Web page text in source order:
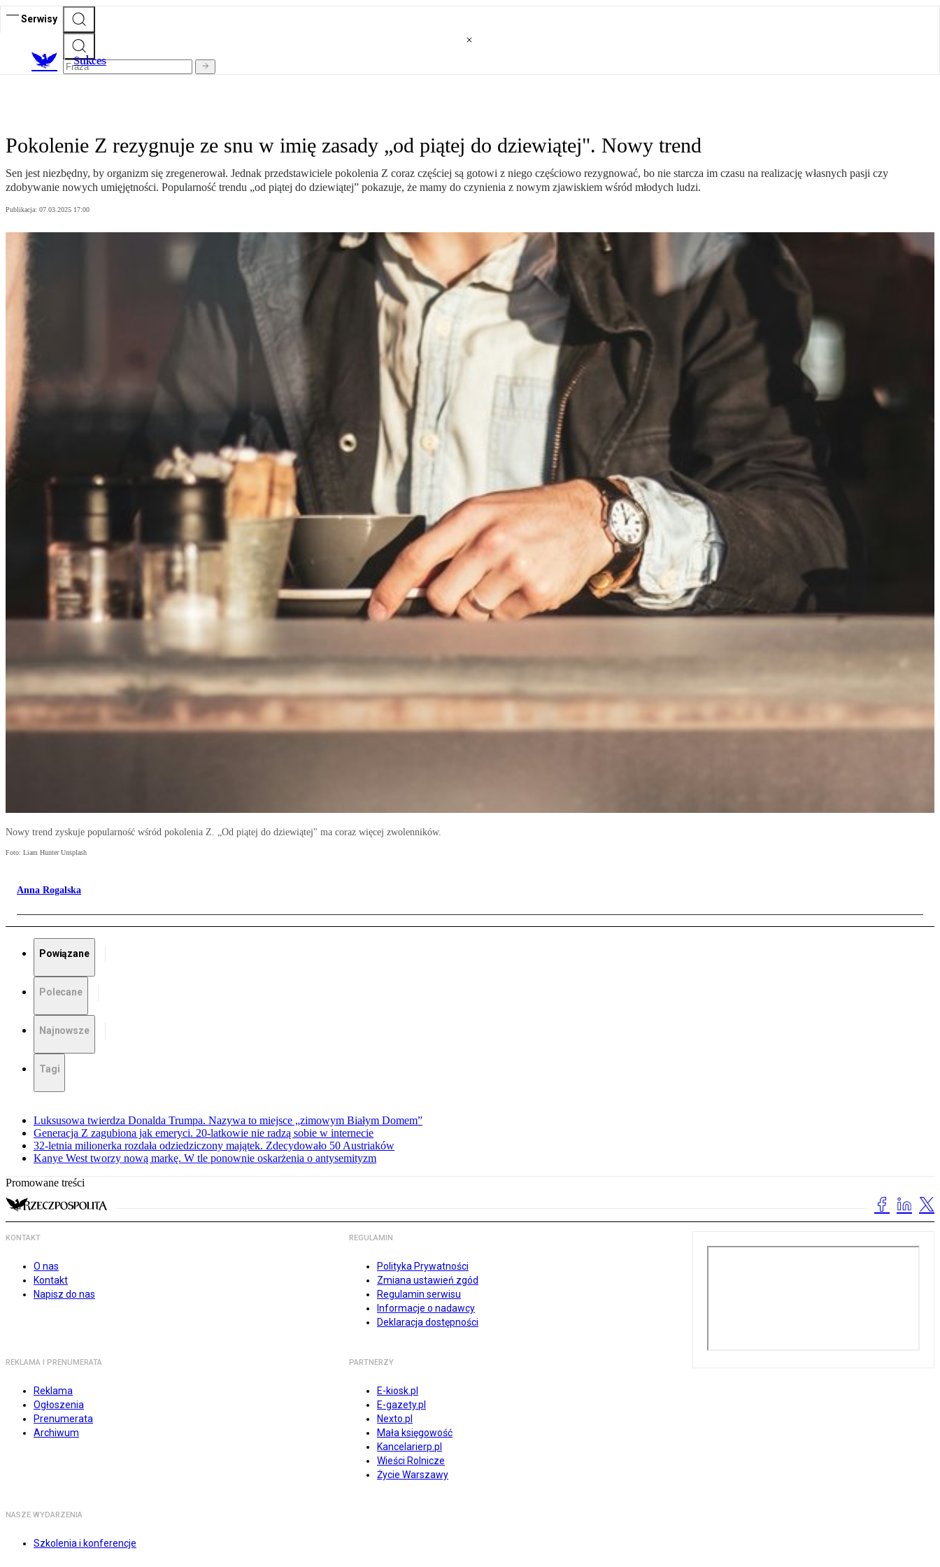
Serwisy
Sukces
Pokolenie Z rezygnuje ze snu w imię zasady „od piątej do dziewiątej". Nowy trend
Sen jest niezbędny, by organizm się zregenerował. Jednak przedstawiciele pokolenia Z coraz częściej są gotowi z niego częściowo rezygnować, bo nie starcza im czasu na realizację własnych pasji czy
zdobywanie nowych umięjętności. Popularność trendu „od piątej do dziewiątej” pokazuje, że mamy do czynienia z nowym zjawiskiem wśród młodych ludzi.
Publikacja: 07.03.2025 17:00
Nowy trend zyskuje popularność wśród pokolenia Z. „Od piątej do dziewiątej" ma coraz więcej zwolenników.
Foto: Liam Hunter Unsplash
Anna Rogalska
Powiązane
Polecane
Najnowsze
Tagi
Luksusowa twierdza Donalda Trumpa. Nazywa to miejsce „zimowym Białym Domem”
Generacja Z zagubiona jak emeryci. 20-latkowie nie radzą sobie w internecie
32-letnia milionerka rozdała odziedziczony majątek. Zdecydowało 50 Austriaków
Kanye West tworzy nową markę. W tle ponownie oskarżenia o antysemityzm
Promowane treści
KONTAKT
O nas
Kontakt
Napisz do nas
REGULAMIN
Polityka Prywatności
Zmiana ustawień zgód
Regulamin serwisu
Informacje o nadawcy
Deklaracja dostępności
REKLAMA I PRENUMERATA
Reklama
Ogłoszenia
Prenumerata
Archiwum
PARTNERZY
E-kiosk.pl
E-gazety.pl
Nexto.pl
Mała księgowość
Kancelarierp.pl
Wieści Rolnicze
Życie Warszawy
NASZE WYDARZENIA
Szkolenia i konferencje